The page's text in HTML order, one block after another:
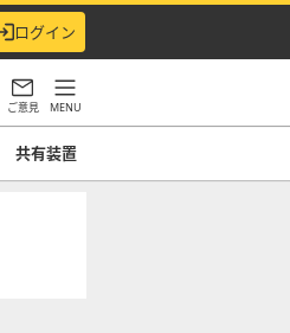
ログイン
ご意見 MENU
共有装置